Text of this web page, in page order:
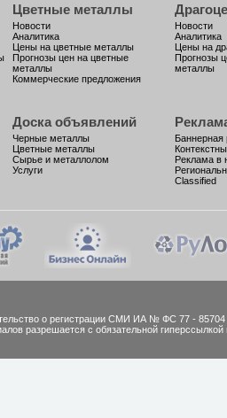
Цветные металлы
Новости
Аналитика
Цены на цветные металлы
Прогнозы цен на цветные
металлы
Коммерческие предложения
Новости
Аналитика
Цены на
Прогнозы
металлы
Доска объявлений
Черные металлы
Цветные металлы
Сырье и металлолом
Услуги
Баннерная
Реклама в
Classified
о регистрации СМИ ИА № ФС 77 - 85704
разрешается с обязательной гиперссылкой